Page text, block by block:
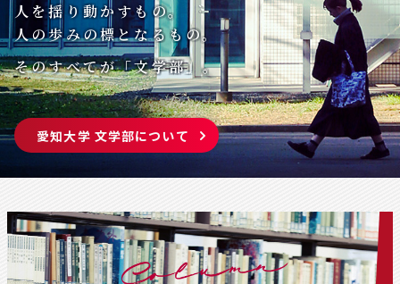
人を揺り動かすもの。
人の歩みの標となるもの。
そのすべてが「文学部」。
愛知大学 文学部について